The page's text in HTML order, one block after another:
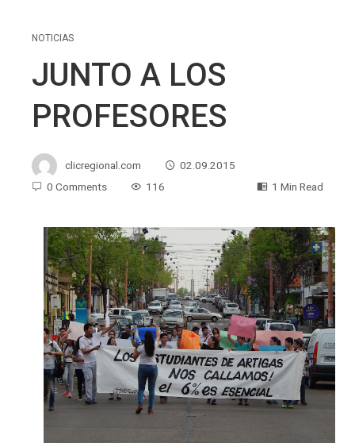
NOTICIAS
JUNTO A LOS
PROFESORES
clicregional.com
02.09.2015
0 Comments
116 1 Min Read